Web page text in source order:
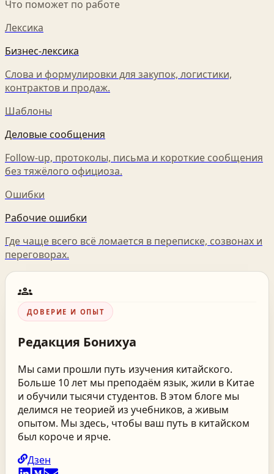
Что поможет по работе
Лексика
Бизнес-лексика
Слова и формулировки для закупок, логистики,
контрактов и продаж.
Шаблоны
Деловые сообщения
Follow-up, протоколы, письма и короткие сообщения
без тяжёлого официоза.
Ошибки
Рабочие ошибки
Где чаще всего всё ломается в переписке, созвонах и
переговорах.
groups
ДОВЕРИЕ И ОПЫТ
Редакция Бонихуа
Мы сами прошли путь изучения китайского.
Больше 10 лет мы преподаём язык, жили в Китае
и обучили тысячи студентов. В этом блоге мы
делимся не теорией из учебников, а живым
опытом. Мы здесь, чтобы ваш путь в китайском
был короче и ярче.
Дзен